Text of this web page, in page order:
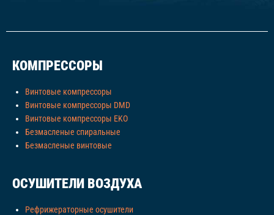
КОМПРЕССОРЫ
Винтовые компрессоры
Винтовые компрессоры DMD
Винтовые компрессоры EKO
Безмасленые спиральные
Безмасленые винтовые
ОСУШИТЕЛИ ВОЗДУХА
Рефрижераторные осушители